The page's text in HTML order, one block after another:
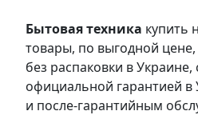
Бытовая техника купить
товары, по выгодной
без распаковки в Украине,
официальной гарантией
и после-гарантийным